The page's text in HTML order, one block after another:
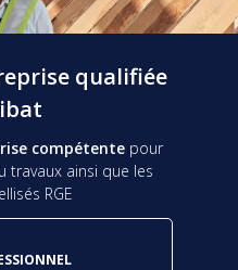
qualifiée
compétente pour
travaux ainsi que les
RGE